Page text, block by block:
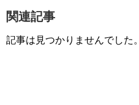
関連記事
記事は見つかりませんでした。